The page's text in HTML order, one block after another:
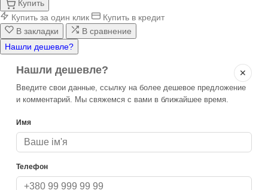
Купить
Купить за один клик
Купить в кредит
В закладки
В сравнение
Нашли дешевле?
✕
Нашли дешевле?
Введите свои данные, ссылку на более дешевое предложение
и комментарий. Мы свяжемся с вами в ближайшее время.
Имя
Телефон